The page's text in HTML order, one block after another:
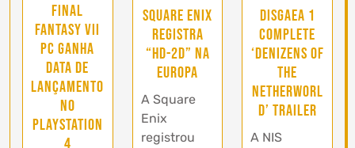
Final
Fantasy VII
PC ganha
data de
lançamento
no
PlayStation
4
Square Enix
registra
“HD-2D” na
Europa
A Square
Enix
registrou
Disgaea 1
Complete
‘Denizens of
the
Netherworl
d’ trailer
A NIS